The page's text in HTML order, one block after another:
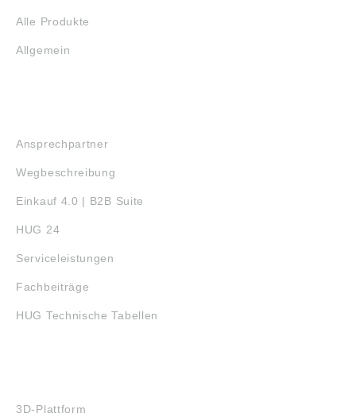
Alle Produkte
Allgemein
Ansprechpartner
Wegbeschreibung
Einkauf 4.0 | B2B Suite
HUG 24
Serviceleistungen
Fachbeiträge
HUG Technische Tabellen
3D-Plattform